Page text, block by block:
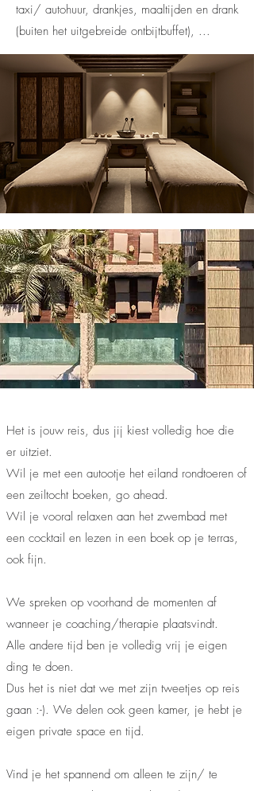
taxi/ autohuur, drankjes, maaltijden en drank
(buiten het uitgebreide ontbijtbuffet), ...
Het is jouw reis, dus jij kiest volledig hoe die
er uitziet.
Wil je met een autootje het eiland rondtoeren of
een zeiltocht boeken, go ahead.
Wil je vooral relaxen aan het zwembad met
een cocktail en lezen in een boek op je terras,
ook fijn.
We spreken op voorhand de momenten af
wanneer je coaching/therapie plaatsvindt.
Alle andere tijd ben je volledig vrij je eigen
ding te doen.
Dus het is niet dat we met zijn tweetjes op reis
gaan :-). We delen ook geen kamer, je hebt je
eigen private space en tijd.
Vind je het spannend om alleen te zijn/ te